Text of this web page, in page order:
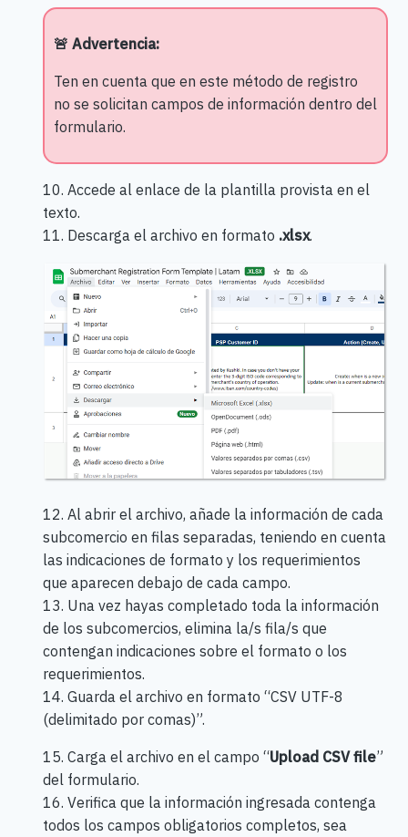
🚨 Advertencia:
Ten en cuenta que en este método de registro
no se solicitan campos de información dentro del
formulario.
10. Accede al enlace de la plantilla provista en el
texto.
11. Descarga el archivo en formato .xlsx.
12. Al abrir el archivo, añade la información de cada
subcomercio en filas separadas, teniendo en cuenta
las indicaciones de formato y los requerimientos
que aparecen debajo de cada campo.
13. Una vez hayas completado toda la información
de los subcomercios, elimina la/s fila/s que
contengan indicaciones sobre el formato o los
requerimientos.
14. Guarda el archivo en formato “CSV UTF-8
(delimitado por comas)”.
15. Carga el archivo en el campo “Upload CSV file”
del formulario.
16. Verifica que la información ingresada contenga
todos los campos obligatorios completos, sea